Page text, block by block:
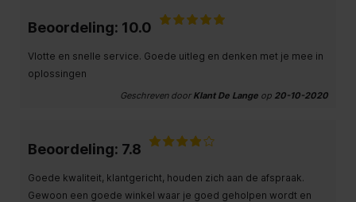
Beoordeling: 10.0
Vlotte en snelle service. Goede uitleg en denken met je mee in
oplossingen
Geschreven door Klant De Lange op 20-10-2020
Beoordeling: 7.8
Goede kwaliteit, klantgericht, houden zich aan de afspraak.
Gewoon een goede winkel waar je goed geholpen wordt en